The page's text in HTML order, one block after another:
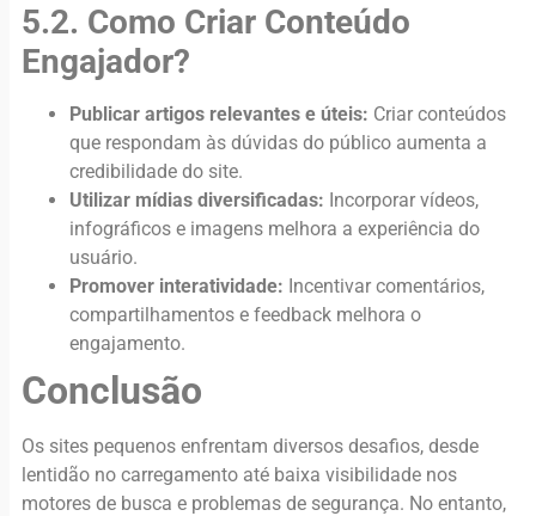
5.2. Como Criar Conteúdo
Engajador?
Publicar artigos relevantes e úteis: Criar conteúdos
que respondam às dúvidas do público aumenta a
credibilidade do site.
Utilizar mídias diversificadas: Incorporar vídeos,
infográficos e imagens melhora a experiência do
usuário.
Promover interatividade: Incentivar comentários,
compartilhamentos e feedback melhora o
engajamento.
Conclusão
Os sites pequenos enfrentam diversos desafios, desde
lentidão no carregamento até baixa visibilidade nos
motores de busca e problemas de segurança. No entanto,